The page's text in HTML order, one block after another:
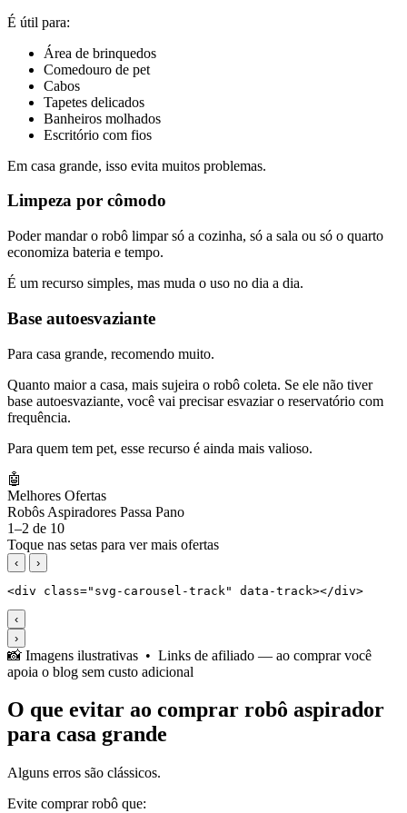
É útil para:
Área de brinquedos
Comedouro de pet
Cabos
Tapetes delicados
Banheiros molhados
Escritório com fios
Em casa grande, isso evita muitos problemas.
Limpeza por cômodo
Poder mandar o robô limpar só a cozinha, só a sala ou só o quarto
economiza bateria e tempo.
É um recurso simples, mas muda o uso no dia a dia.
Base autoesvaziante
Para casa grande, recomendo muito.
Quanto maior a casa, mais sujeira o robô coleta. Se ele não tiver
base autoesvaziante, você vai precisar esvaziar o reservatório com
frequência.
Para quem tem pet, esse recurso é ainda mais valioso.
🤖
Melhores Ofertas
Robôs Aspiradores Passa Pano
1–2 de 10
Toque nas setas para ver mais ofertas
‹ ›
‹
›
📸 Imagens ilustrativas • Links de afiliado — ao comprar você
apoia o blog sem custo adicional
O que evitar ao comprar robô aspirador
para casa grande
Alguns erros são clássicos.
Evite comprar robô que: